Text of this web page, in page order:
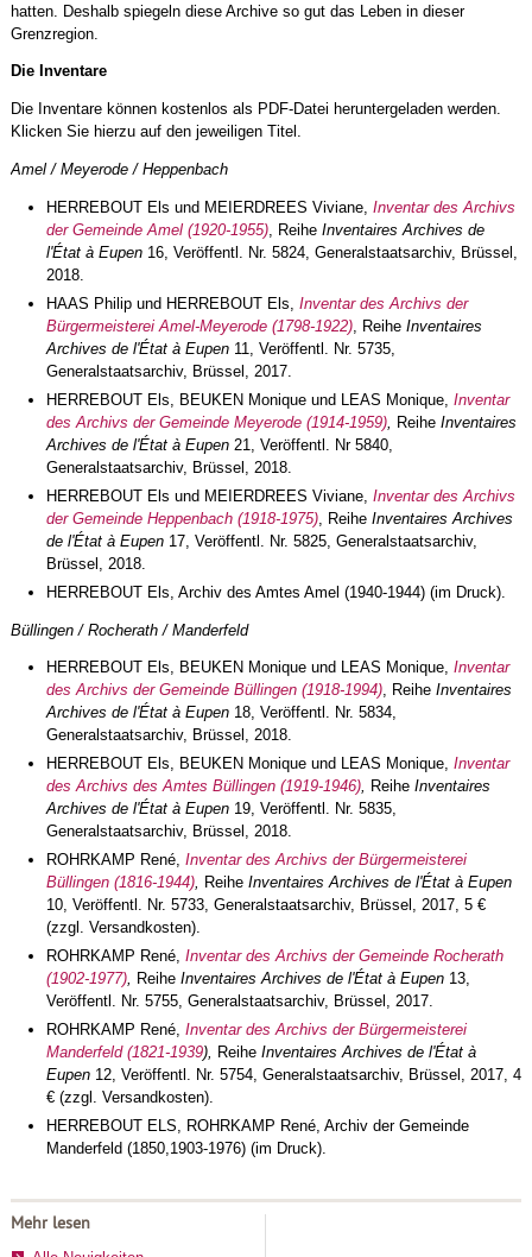
hatten. Deshalb spiegeln diese Archive so gut das Leben in dieser
Grenzregion.
Die Inventare
Die Inventare können kostenlos als PDF-Datei heruntergeladen werden.
Klicken Sie hierzu auf den jeweiligen Titel.
Amel / Meyerode / Heppenbach
HERREBOUT Els und MEIERDREES Viviane, Inventar des Archivs
der Gemeinde Amel (1920-1955), Reihe Inventaires Archives de
l'État à Eupen16, Veröffentl. Nr. 5824, Generalstaatsarchiv, Brüssel,
2018.
HAAS Philip und HERREBOUT Els, Inventar des Archivs der
Bürgermeisterei Amel-Meyerode (1798-1922), Reihe Inventaires
Archives de l'État à Eupen11, Veröffentl. Nr. 5735,
Generalstaatsarchiv, Brüssel, 2017.
HERREBOUT Els, BEUKEN Monique und LEAS Monique, Inventar
des Archivs der Gemeinde Meyerode (1914-1959), Reihe Inventaires
Archives de l'État à Eupen21, Veröffentl. Nr 5840,
Generalstaatsarchiv, Brüssel, 2018.
HERREBOUT Els und MEIERDREES Viviane, Inventar des Archivs
der Gemeinde Heppenbach (1918-1975), Reihe Inventaires Archives
de l'État à Eupen17, Veröffentl. Nr. 5825, Generalstaatsarchiv,
Brüssel, 2018.
HERREBOUT Els, Archiv des Amtes Amel (1940-1944) (im Druck).
Büllingen / Rocherath / Manderfeld
HERREBOUT Els, BEUKEN Monique und LEAS Monique, Inventar
des Archivs der Gemeinde Büllingen (1918-1994), Reihe Inventaires
Archives de l'État à Eupen18, Veröffentl. Nr. 5834,
Generalstaatsarchiv, Brüssel, 2018.
HERREBOUT Els, BEUKEN Monique und LEAS Monique, Inventar
des Archivs des Amtes Büllingen (1919-1946), Reihe Inventaires
Archives de l'État à Eupen19, Veröffentl. Nr. 5835,
Generalstaatsarchiv, Brüssel, 2018.
ROHRKAMP René, Inventar des Archivs der Bürgermeisterei
Büllingen (1816-1944), Reihe Inventaires Archives de l'État à Eupen
10, Veröffentl. Nr. 5733, Generalstaatsarchiv, Brüssel, 2017, 5 €
(zzgl. Versandkosten).
ROHRKAMP René, Inventar des Archivs der Gemeinde Rocherath
(1902-1977), Reihe Inventaires Archives de l'État à Eupen13,
Veröffentl. Nr. 5755, Generalstaatsarchiv, Brüssel, 2017.
ROHRKAMP René, Inventar des Archivs der Bürgermeisterei
Manderfeld (1821-1939), Reihe Inventaires Archives de l'État à
Eupen12, Veröffentl. Nr. 5754, Generalstaatsarchiv, Brüssel, 2017, 4
€ (zzgl. Versandkosten).
HERREBOUT ELS, ROHRKAMP René, Archiv der Gemeinde
Manderfeld (1850,1903-1976) (im Druck).
Mehr lesen